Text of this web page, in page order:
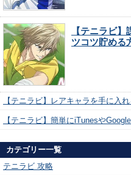
【テニラビ
ツコツ貯める
【テニラビ】レアキャラを手に入
【テニラビ】簡単にiTunesや
カテゴリー一覧
テニラビ 攻略